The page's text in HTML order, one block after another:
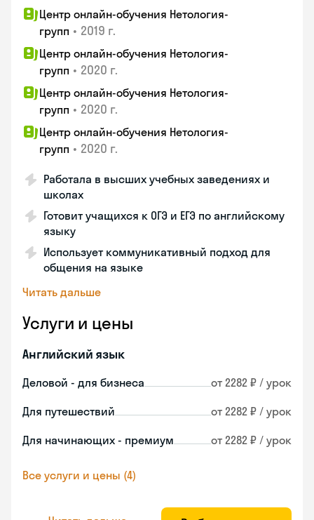
Центр онлайн-обучения Нетология-
групп • 2019 г.
Центр онлайн-обучения Нетология-
групп • 2020 г.
Центр онлайн-обучения Нетология-
групп • 2020 г.
Центр онлайн-обучения Нетология-
групп • 2020 г.
Работала в высших учебных заведениях и
школах
Готовит учащихся к ОГЭ и ЕГЭ по английскому
языку
Использует коммуникативный подход для
общения на языке
Читать дальше
Услуги и цены
Английский язык
Деловой - для бизнеса от 2282 ₽ / урок
Для путешествий от 2282 ₽ / урок
Для начинающих - премиум от 2282 ₽ / урок
Все услуги и цены (4)